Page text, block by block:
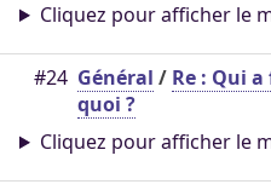
Cliquez pour afficher le
#24 Général / Re : Qui
quoi ?
Cliquez pour afficher le